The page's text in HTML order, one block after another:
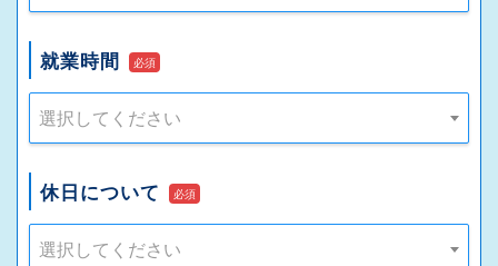
就業時間 必須
選択してください
休日について 必須
選択してください